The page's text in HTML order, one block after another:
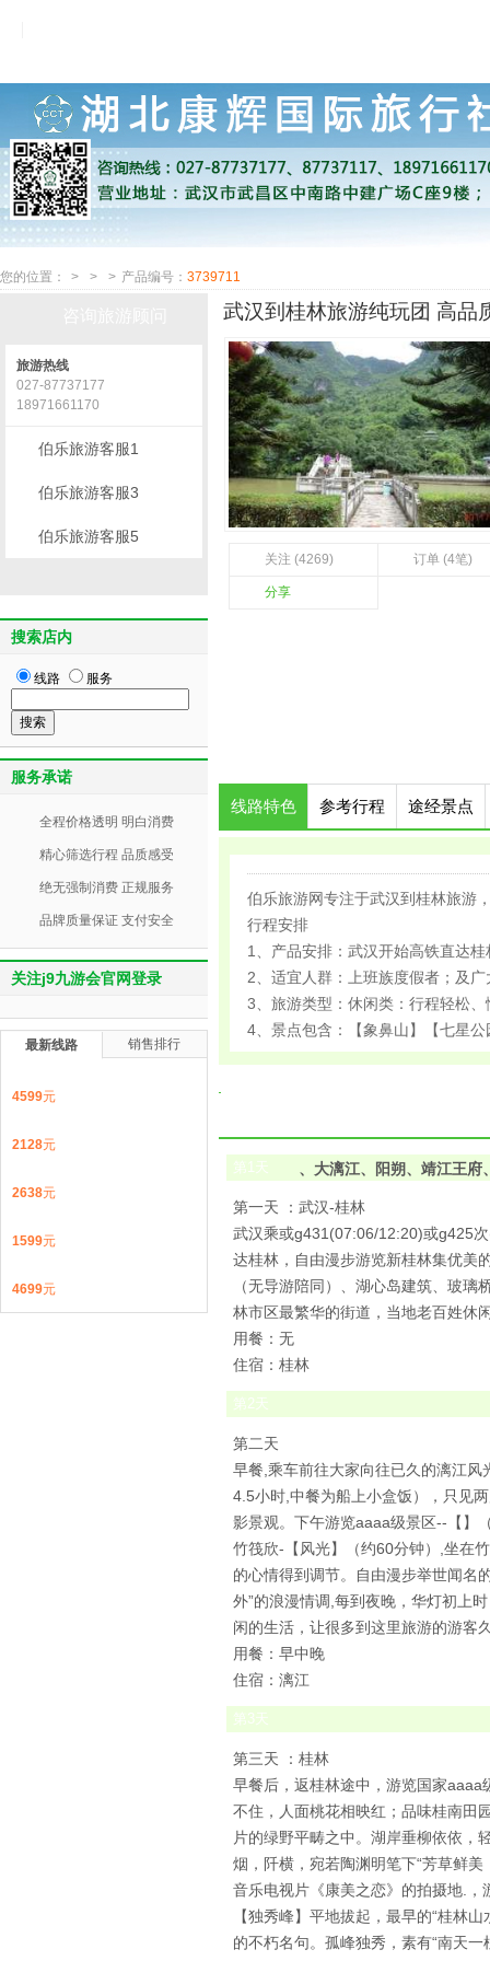
您的位置： > > > 产品编号： 3739711
武汉到桂林旅游纯玩团 高品
关注 (4269) 订单 (4笔)
分享
线路特色 参考行程 途经景点
伯乐旅游网专注于武汉到桂林旅游
行程安排
1、产品安排：武汉开始高铁直达
2、适宜人群：上班族度假者；及广
3、旅游类型：休闲类：行程轻松
4、景点包含：【象鼻山】【七星
第1天 、大漓江、阳朔、靖江王
第一天 ：武汉-桂林
武汉乘或g431(07:06/12:20)或g425
达桂林，自由漫步游览新桂林集优
（无导游陪同）、湖心岛建筑、玻
林市区最繁华的街道，当地老百姓休
用餐：无
住宿：桂林
第2天
第二天
早餐,乘车前往大家向往已久的漓江
4.5小时,中餐为船上小盒饭），只见
影景观。下午游览aaaa级景区--【】
竹筏欣-【风光】（约60分钟）,坐在
的心情得到调节。自由漫步举世闻
外”的浪漫情调,每到夜晚，华灯初上
闲的生活，让很多到这里旅游的游客
用餐：早中晚
住宿：漓江
第3天
第三天 ：桂林
早餐后，返桂林途中，游览国家aaaa
不住，人面桃花相映红；品味桂南田
片的绿野平畴之中。湖岸垂柳依依，
烟，阡横，宛若陶渊明笔下“芳草鲜
音乐电视片《康美之恋》的拍摄地.
【独秀峰】平地拔起，最早的“桂林
的不朽名句。孤峰独秀，素有“南天
旅游热线
027-87737177
18971661170
伯乐旅游客服1
伯乐旅游客服3
伯乐旅游客服5
搜索店内
线路 服务
服务承诺
全程价格透明 明白消费
精心筛选行程 品质感受
绝无强制消费 正规服务
品牌质量保证 支付安全
关注j9九游会官网登录
最新线路 销售排行
4599元
2128元
2638元
1599元
4699元